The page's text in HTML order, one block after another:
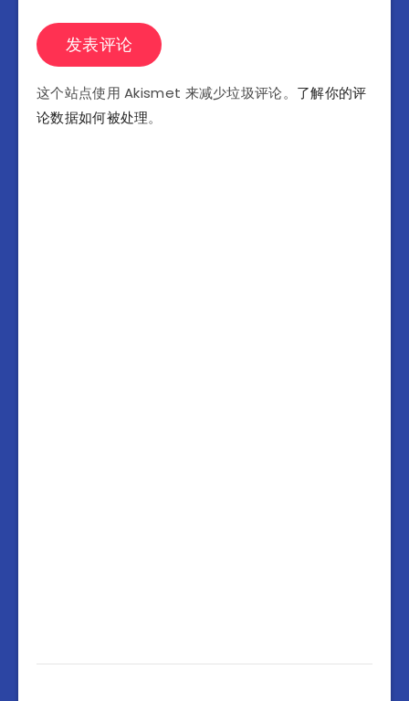
这个站点使用 Akismet 来减少垃圾评论。 了解你的评
论数据如何被处理。